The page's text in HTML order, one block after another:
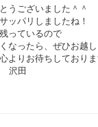
うございました＾＾
ッパリしましたね！
っているので
なったら、ぜひお越
よりお待ちしており
沢田